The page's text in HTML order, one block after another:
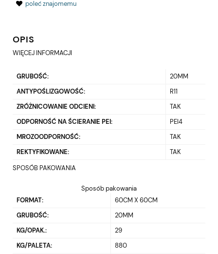
poleć znajomemu
OPIS
WIĘCEJ INFORMACJI
GRUBOŚĆ:
20MM
ANTYPOŚLIZGOWOŚĆ:
R11
ZRÓŻNICOWANIE ODCIENI:
TAK
ODPORNOŚĆ NA ŚCIERANIE PEI:
PEI4
MROZOODPORNOŚĆ:
TAK
REKTYFIKOWANE:
TAK
SPOSÓB PAKOWANIA
Sposób pakowania
FORMAT:
60CM X 60CM
GRUBOŚĆ:
20MM
KG/OPAK.:
29
KG/PALETA:
880